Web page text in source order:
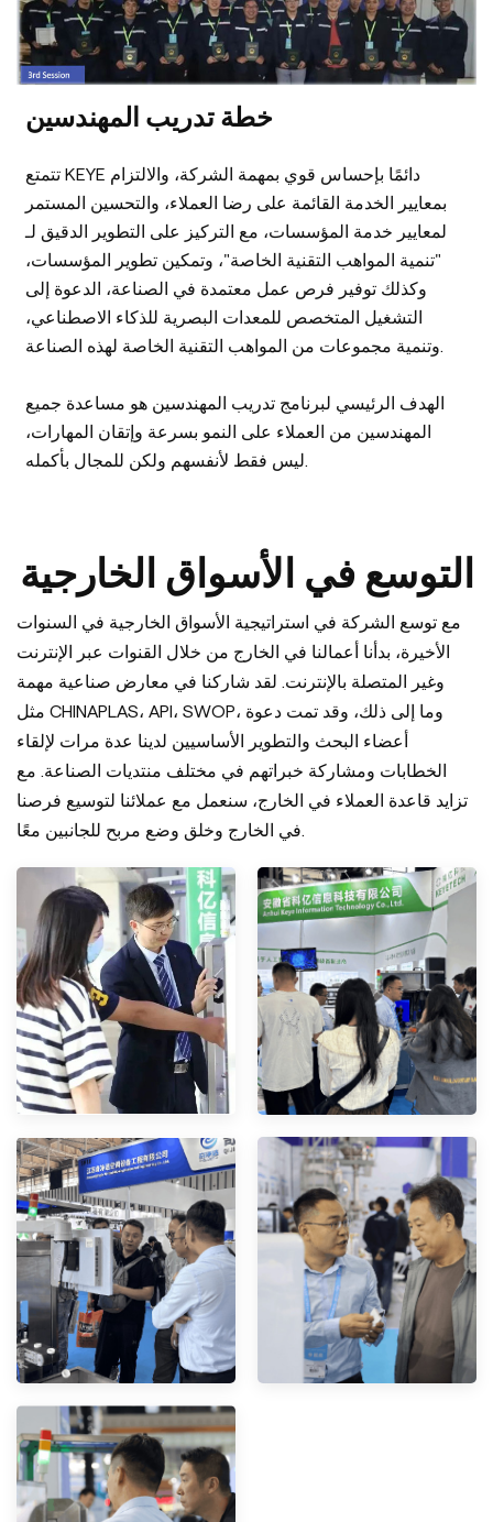
خطة تدريب المهندسين
تتمتع KEYE دائمًا بإحساس قوي بمهمة الشركة، والالتزام
بمعايير الخدمة القائمة على رضا العملاء، والتحسين المستمر
لمعايير خدمة المؤسسات، مع التركيز على التطوير الدقيق لـ
"تنمية المواهب التقنية الخاصة"، وتمكين تطوير المؤسسات،
وكذلك توفير فرص عمل معتمدة في الصناعة، الدعوة إلى
التشغيل المتخصص للمعدات البصرية للذكاء الاصطناعي،
وتنمية مجموعات من المواهب التقنية الخاصة لهذه الصناعة.
الهدف الرئيسي لبرنامج تدريب المهندسين هو مساعدة جميع
المهندسين من العملاء على النمو بسرعة وإتقان المهارات،
ليس فقط لأنفسهم ولكن للمجال بأكمله.
التوسع في الأسواق الخارجية
مع توسع الشركة في استراتيجية الأسواق الخارجية في السنوات
الأخيرة، بدأنا أعمالنا في الخارج من خلال القنوات عبر الإنترنت
وغير المتصلة بالإنترنت. لقد شاركنا في معارض صناعية مهمة
مثل CHINAPLAS، API، SWOP، وما إلى ذلك، وقد تمت دعوة
أعضاء البحث والتطوير الأساسيين لدينا عدة مرات لإلقاء
الخطابات ومشاركة خبراتهم في مختلف منتديات الصناعة. مع
تزايد قاعدة العملاء في الخارج، سنعمل مع عملائنا لتوسيع فرصنا
في الخارج وخلق وضع مربح للجانبين معًا.